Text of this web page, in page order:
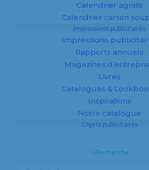
Calendrier agrafé
Calendrier carton
Impressions publicitaires
Impressions
Rapports annuels
Magazines
Livres
Catalogues &
Inspirations
Notre catalogue
Objets publicitaires
Recherche
Objets